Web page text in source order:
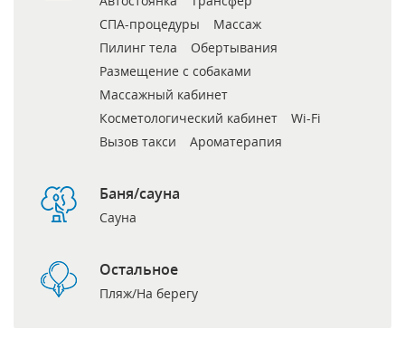
СПА-процедуры
Массаж
Пилинг тела
Обертывания
Размещение с собаками
Массажный кабинет
Косметологический кабинет
Wi-Fi
Вызов такси
Ароматерапия
Баня/сауна
Сауна
Остальное
Пляж/На берегу